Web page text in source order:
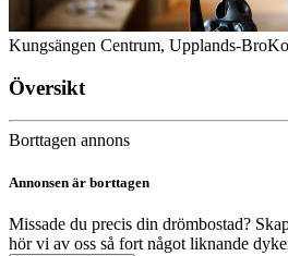
Kungsängen Centrum, Upplands-Bro
Översikt
Borttagen annons
Annonsen är borttagen
Missade du precis din drömbostad?
hör vi av oss så fort något liknande